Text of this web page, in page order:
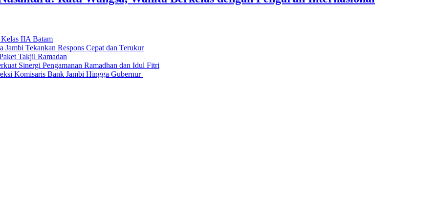
IIA Batam
Tekankan Respons Cepat dan Terukur
Takjil Ramadan
Sinergi Pengamanan Ramadhan dan Idul Fitri
Komisaris Bank Jambi Hingga Gubernur